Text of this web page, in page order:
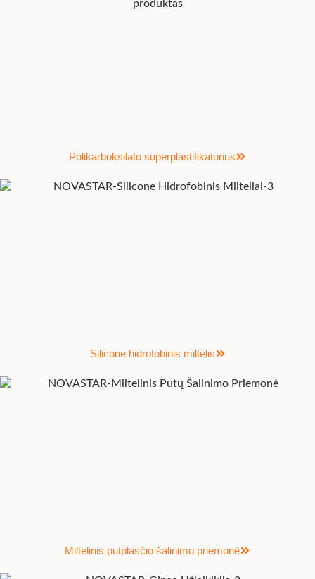
Polikarboksilato superplastifikatorius
Silicone hidrofobinis miltelis
Miltelinis putplasčio šalinimo priemonė